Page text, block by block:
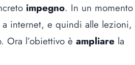
impegno. In un momento
a internet, e quindi alle lezioni,
Ora l’obiettivo è ampliare la